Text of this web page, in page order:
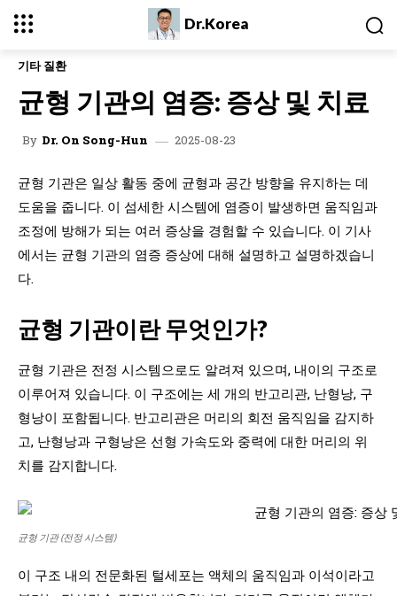
Dr.Korea
기타 질환
균형 기관의 염증: 증상 및 치료
By Dr. On Song-Hun 2025-08-23
균형 기관은 일상 활동 중에 균형과 공간 방향을 유지하는 데
도움을 줍니다. 이 섬세한 시스템에 염증이 발생하면 움직임과
조정에 방해가 되는 여러 증상을 경험할 수 있습니다. 이 기사
에서는 균형 기관의 염증 증상에 대해 설명하고 설명하겠습니
다.
균형 기관이란 무엇인가?
균형 기관은 전정 시스템으로도 알려져 있으며, 내이의 구조로
이루어져 있습니다. 이 구조에는 세 개의 반고리관, 난형낭, 구
형낭이 포함됩니다. 반고리관은 머리의 회전 움직임을 감지하
고, 난형낭과 구형낭은 선형 가속도와 중력에 대한 머리의 위
치를 감지합니다.
균형 기관 (전정 시스템)
이 구조 내의 전문화된 털세포는 액체의 움직임과 이석이라고